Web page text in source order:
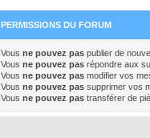
PERMISSIONS DU FORUM
Vous ne pouvez pas publier de
Vous ne pouvez pas répondre aux
Vous ne pouvez pas modifier vos
Vous ne pouvez pas supprimer vos
Vous ne pouvez pas transférer de